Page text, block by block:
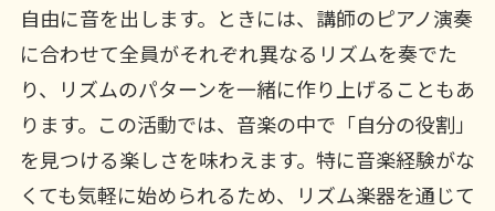
自由に音を出します。ときには、講師のピアノ演奏
に合わせて全員がそれぞれ異なるリズムを奏でた
り、リズムのパターンを一緒に作り上げることもあ
ります。この活動では、音楽の中で「自分の役割」
を見つける楽しさを味わえます。特に音楽経験がな
くても気軽に始められるため、リズム楽器を通じて